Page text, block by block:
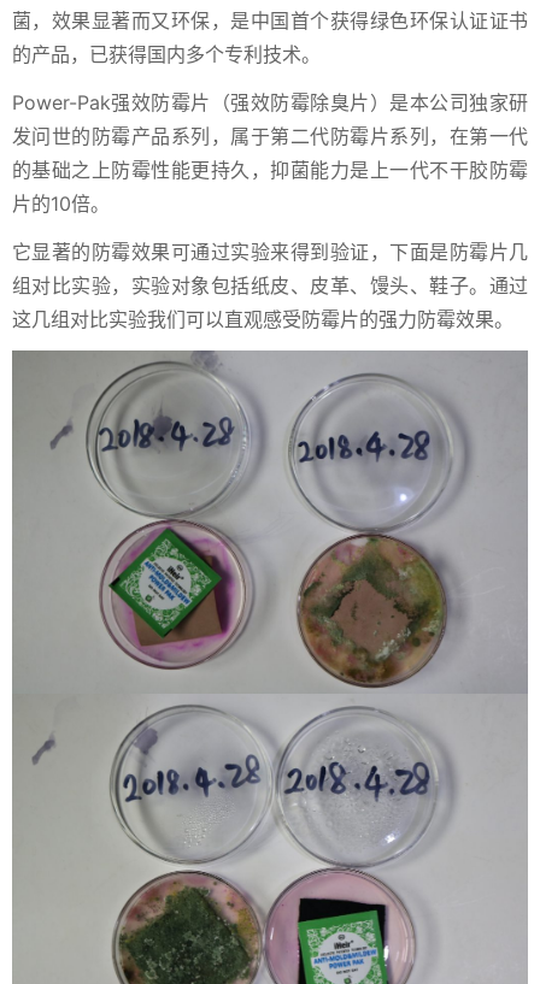
菌，效果显著而又环保，是中国首个获得绿色环保认证证书
的产品，已获得国内多个专利技术。
Power-Pak强效防霉片（强效防霉除臭片）是本公司独家研
发问世的防霉产品系列，属于第二代防霉片系列，在第一代
的基础之上防霉性能更持久，抑菌能力是上一代不干胶防霉
片的10倍。
它显著的防霉效果可通过实验来得到验证，下面是防霉片几
组对比实验，实验对象包括纸皮、皮革、馒头、鞋子。通过
这几组对比实验我们可以直观感受防霉片的强力防霉效果。